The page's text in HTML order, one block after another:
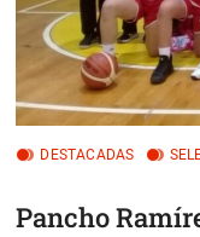
DESTACADAS
Pancho